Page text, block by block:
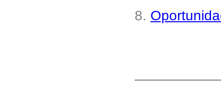
8.